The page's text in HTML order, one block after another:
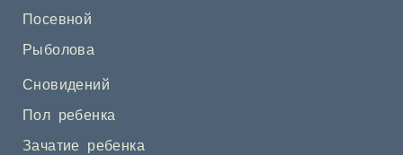
Посевной
Рыболова
Сновидений
Пол ребенка
Зачатие ребенка